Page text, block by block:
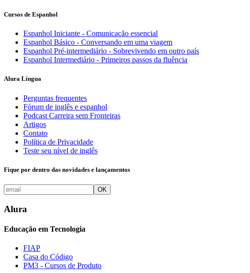
Cursos de Espanhol
Espanhol Iniciante - Comunicação essencial
Espanhol Básico - Conversando em uma viagem
Espanhol Pré-intermediário - Sobrevivendo em outro país
Espanhol Intermediário - Primeiros passos da fluência
Alura Língua
Perguntas frequentes
Fórum de inglês e espanhol
Podcast Carreira sem Fronteiras
Artigos
Contato
Política de Privacidade
Teste seu nível de inglês
Fique por dentro das novidades e lançamentos
OK
Alura
Educação em Tecnologia
FIAP
Casa do Código
PM3 - Cursos de Produto